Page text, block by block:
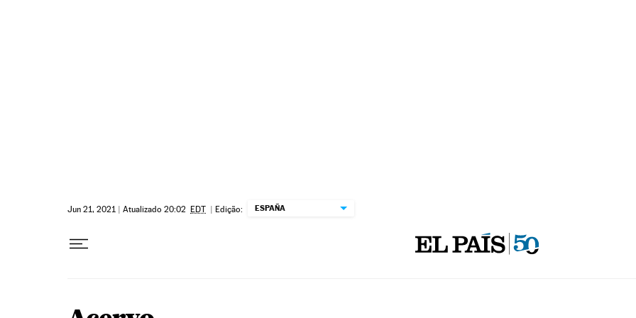
Jun 21, 2021 | Atualizado 20:02 EDT | Edição: ESPAÑA